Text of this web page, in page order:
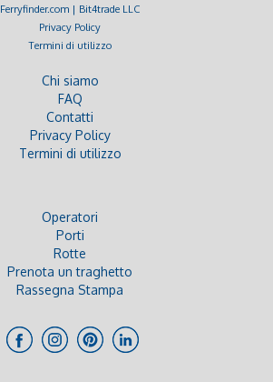
Ferryfinder.com | Bit4trade LLC
Privacy Policy
Termini di utilizzo
Chi siamo
FAQ
Contatti
Privacy Policy
Termini di utilizzo
Operatori
Porti
Rotte
Prenota un traghetto
Rassegna Stampa